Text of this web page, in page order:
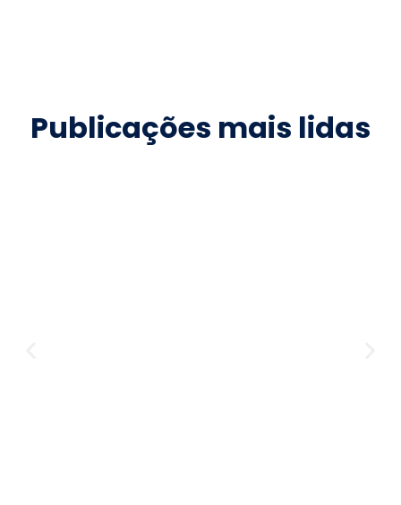
Publicações mais lidas